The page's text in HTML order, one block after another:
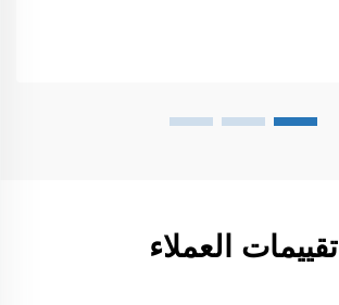
تقييمات العملاء